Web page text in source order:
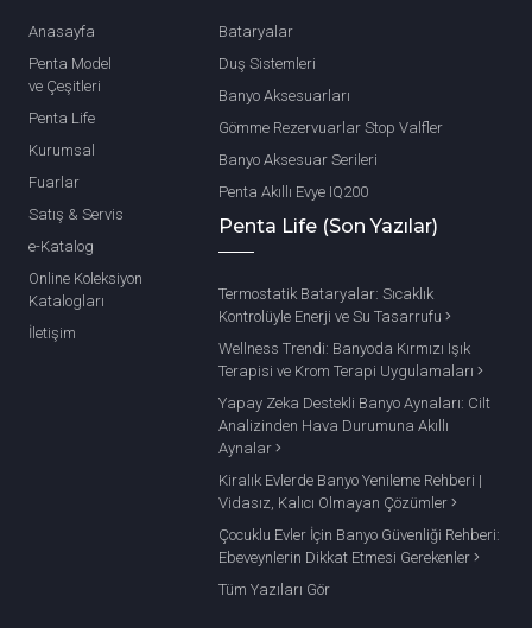
Anasayfa
Penta Model
ve Çeşitleri
Penta Life
Kurumsal
Fuarlar
Satış & Servis
e-Katalog
Online Koleksiyon
Katalogları
İletişim
Bataryalar
Duş Sistemleri
Banyo Aksesuarları
Gömme Rezervuarlar Stop Valfler
Banyo Aksesuar Serileri
Penta Akıllı Evye IQ200
Penta Life (Son Yazılar)
Termostatik Bataryalar: Sıcaklık
Kontrolüyle Enerji ve Su Tasarrufu
Wellness Trendi: Banyoda Kırmızı Işık
Terapisi ve Krom Terapi Uygulamaları
Yapay Zeka Destekli Banyo Aynaları: Cilt
Analizinden Hava Durumuna Akıllı
Aynalar
Kiralık Evlerde Banyo Yenileme Rehberi |
Vidasız, Kalıcı Olmayan Çözümler
Çocuklu Evler İçin Banyo Güvenliği Rehberi:
Ebeveynlerin Dikkat Etmesi Gerekenler
Tüm Yazıları Gör